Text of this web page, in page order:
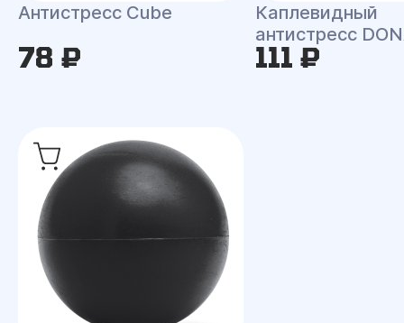
Антистресс Сube
78 ₽
Каплевидный
антистресс
111 ₽